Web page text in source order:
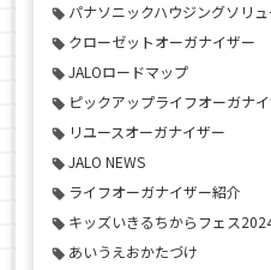
パナソニックハウジングソリ
クローゼットオーガナイザー
JALOロードマップ
ピックアップライフオーガナ
リユースオーガナイザー
JALO NEWS
ライフオーガナイザー紹介
キッズいきるちからフェス
あいうえおかたづけ